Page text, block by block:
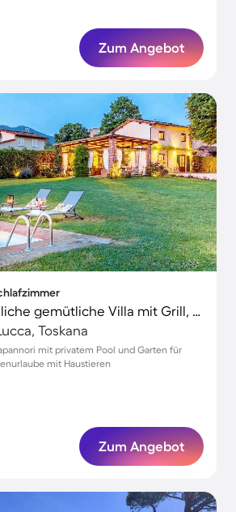
Zum Angebot
Familienfreundliche gemütliche Villa mit Grill, Garten und privatem Pool | Haustiere sind willkommen
Toskana
mit privatem Pool und Garten für
mit Haustieren
Zum Angebot